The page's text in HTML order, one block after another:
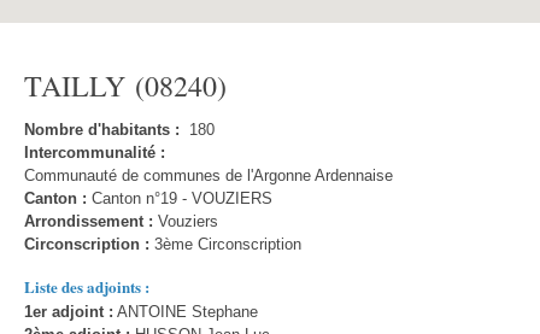
TAILLY (08240)
Nombre d'habitants : 180
Intercommunalité :
Communauté de communes de l'Argonne Ardennaise
Canton : Canton n°19 - VOUZIERS
Arrondissement : Vouziers
Circonscription : 3ème Circonscription
Liste des adjoints :
1er adjoint : ANTOINE Stephane